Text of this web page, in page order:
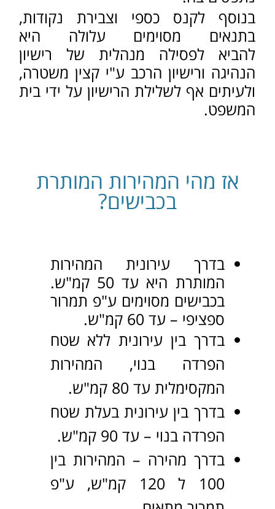
בדרך עירונית המהירות
המותרת היא עד 50 קמ"ש.
בכבישים מסוימים ע"פ תמרור
ספציפי – עד 60 קמ"ש.
בדרך בין עירונית ללא שטח
בדרך מהירה – המהירות בין
כאלה ואחרים במהירויות בכבישים
השונים, וככל שיהיו כאלה הרי שיהיו
בכפוף לתמרורים המתאימים, והכל תוך
התחשבות בתנאי הדרך.
מה הקנס / העונש על מהירות
אדם הנוהג במהירות מופרזת, הרי
שמלבד שמסכן את עצמו והסובבים
אותו, לרבות יושבי הרכב שעימו,
ומשתמשי הדרך האחרים לצידו, מסתכן
גם בפסילת רישיון הנהיגה ובקנס כספי,
זאת בנוסף לנקודות אותן יצבור בגין
העבירה שביצע.